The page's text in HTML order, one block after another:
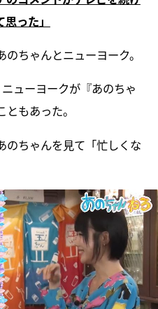
った」
ちゃんとニューヨーク。
ューヨークが『あのちゃ
もあった。
のちゃんを見て「忙しくな